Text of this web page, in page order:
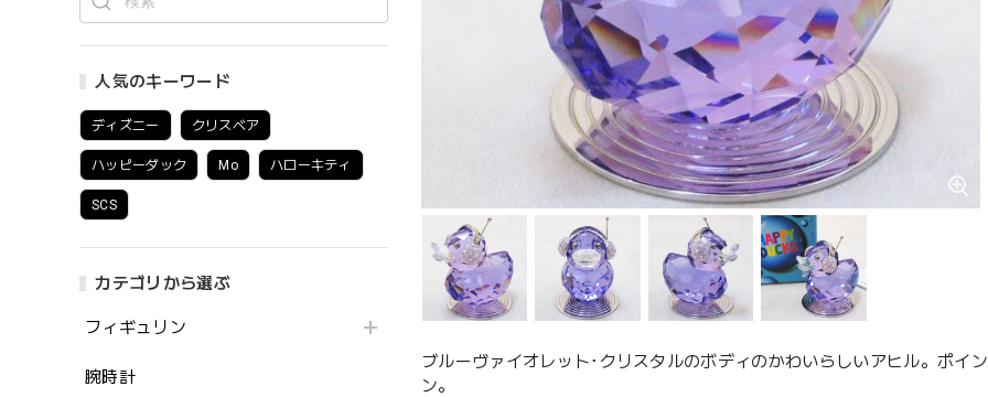
人気のキーワード
ディズニー クリスベア
ハッピーダック Mo ハローキティ
SCS
カテゴリから選ぶ
フィギュリン
腕時計
ブルーヴァイオレット･クリスタルのボディのかわいらしいアヒル。ポイ
ン。